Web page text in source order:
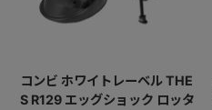
コンビ ホワイトレーベル THE
S R129 エッグショック ロッタ